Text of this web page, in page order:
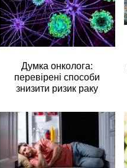
Думка онколога:
перевірені способи
знизити ризик раку